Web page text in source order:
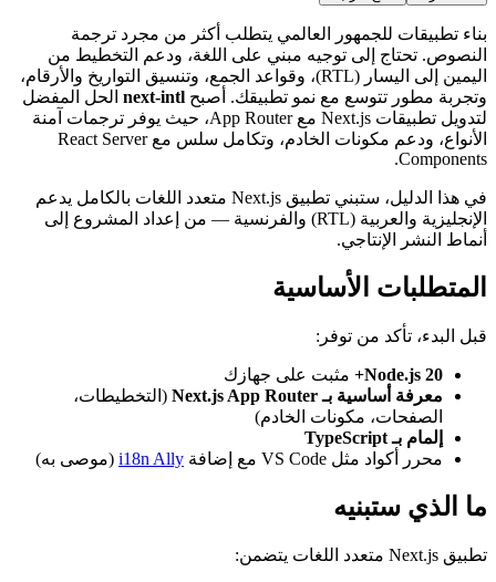
بناء تطبيقات للجمهور العالمي يتطلب أكثر من مجرد ترجمة
النصوص. تحتاج إلى توجيه مبني على اللغة، ودعم التخطيط من
اليمين إلى اليسار (RTL)، وقواعد الجمع، وتنسيق التواريخ والأرقام،
وتجربة مطور تتوسع مع نمو تطبيقك. أصبحnext-intlالحل المفضل
لتدويل تطبيقات Next.js مع App Router، حيث يوفر ترجمات آمنة
الأنواع، ودعم مكونات الخادم، وتكامل سلس مع React Server
Components.
في هذا الدليل، ستبني تطبيق Next.js متعدد اللغات بالكامل يدعم
الإنجليزية والعربية (RTL) والفرنسية — من إعداد المشروع إلى
أنماط النشر الإنتاجي.
المتطلبات الأساسية
قبل البدء، تأكد من توفر:
Node.js 20+ مثبت على جهازك
معرفة أساسية بـ Next.js App Router
(التخطيطات،
الصفحات، مكونات الخادم)
إلمام بـ TypeScript
محرر أكواد مثل VS Code مع إضافة
i18n Ally(موصى به)
ما الذي ستبنيه
تطبيق Next.js متعدد اللغات يتضمن: